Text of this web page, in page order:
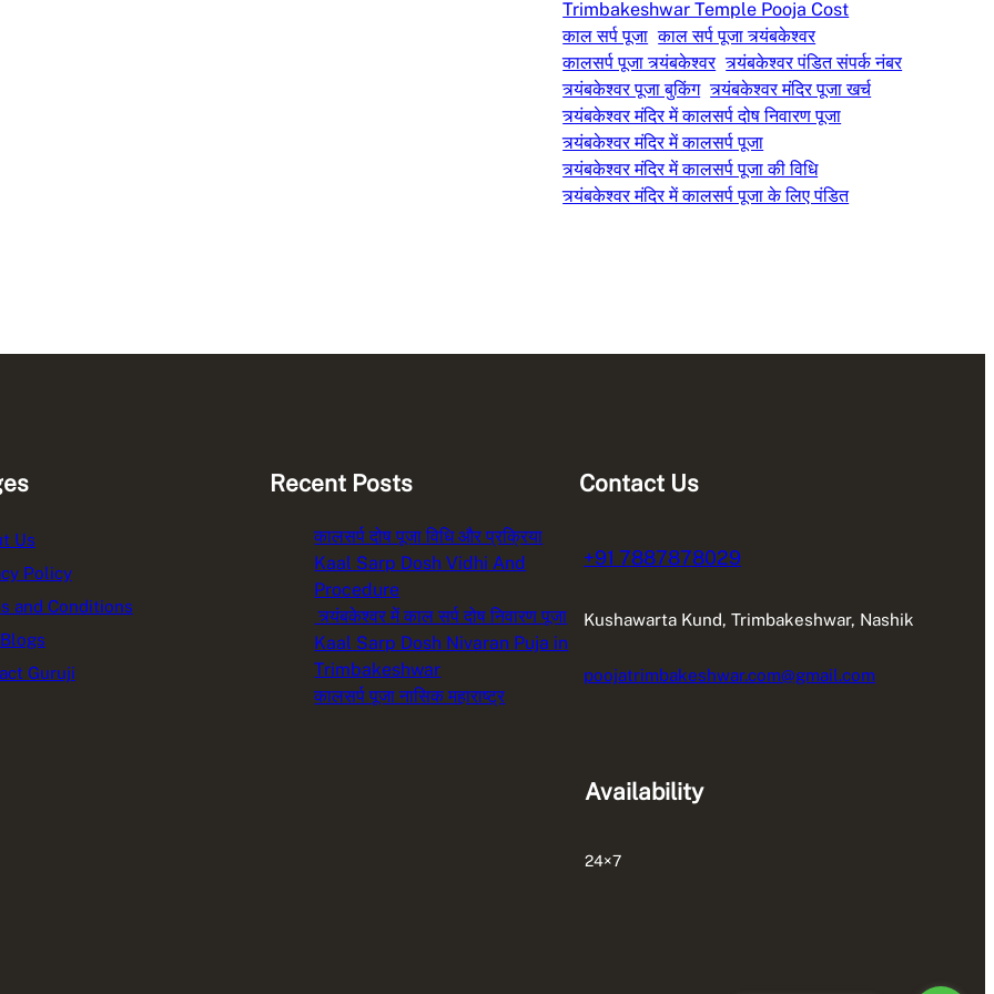
Trimbakeshwar Temple Pooja Cost
काल सर्प पूजा काल सर्प पूजा त्र्यंबकेश्वर
कालसर्प पूजा त्र्यंबकेश्वर त्र्यंबकेश्वर पंडित संपर्क नंबर
त्र्यंबकेश्वर पूजा बुकिंग त्र्यंबकेश्वर मंदिर पूजा खर्च
त्र्यंबकेश्वर मंदिर में कालसर्प दोष निवारण पूजा
त्र्यंबकेश्वर मंदिर में कालसर्प पूजा
त्र्यंबकेश्वर मंदिर में कालसर्प पूजा की विधि
त्र्यंबकेश्वर मंदिर में कालसर्प पूजा के लिए पंडित
Us
Policy
and Conditions
Guruji
Recent Posts
कालसर्प दोष पूजा विधि और प्रक्रिया
Kaal Sarp Dosh Vidhi And
Procedure
त्र्यंबकेश्वर में काल सर्प दोष निवारण पूजा
Kaal Sarp Dosh Nivaran Puja in
Trimbakeshwar
कालसर्प पूजा नासिक महाराष्ट्र
Contact Us
+91 7887878029
Kushawarta Kund, Trimbakeshwar, Nashik
poojatrimbakeshwar.com@gmail.com
Availability
24×7